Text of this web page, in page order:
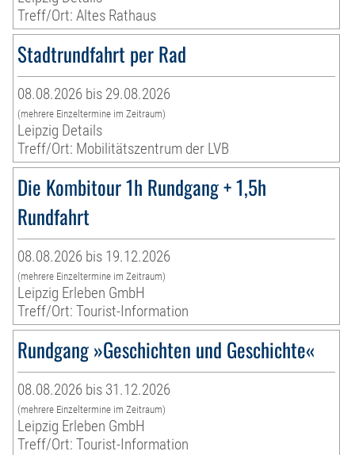
Treff/Ort: Altes Rathaus
Stadtrundfahrt per Rad
08.08.2026 bis 29.08.2026
(mehrere Einzeltermine im Zeitraum)
Leipzig Details
Treff/Ort: Mobilitätszentrum der LVB
Die Kombitour 1h Rundgang + 1,5h
Rundfahrt
08.08.2026 bis 19.12.2026
(mehrere Einzeltermine im Zeitraum)
Leipzig Erleben GmbH
Treff/Ort: Tourist-Information
Rundgang »Geschichten und Geschichte«
08.08.2026 bis 31.12.2026
(mehrere Einzeltermine im Zeitraum)
Leipzig Erleben GmbH
Treff/Ort: Tourist-Information